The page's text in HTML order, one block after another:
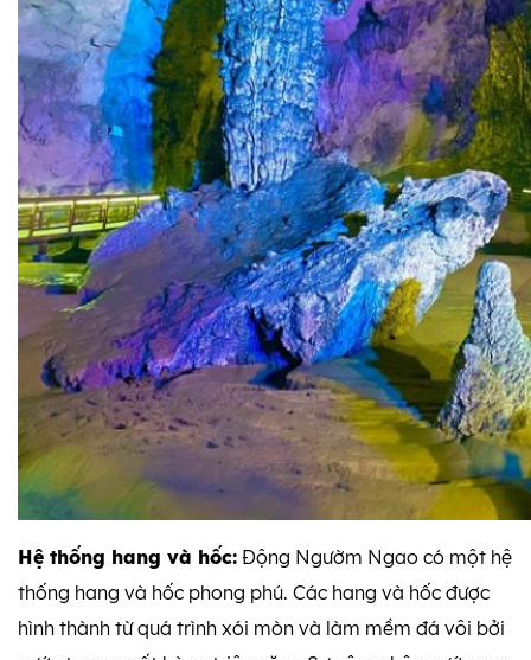
Hệ thống hang và hốc: Động Ngườm Ngao có một hệ
thống hang và hốc phong phú. Các hang và hốc được
hình thành từ quá trình xói mòn và làm mềm đá vôi bởi